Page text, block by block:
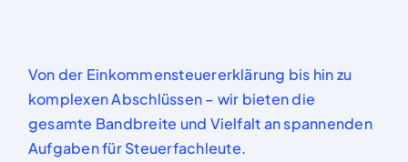
Von der Einkommensteuererklärung bis hin zu
komplexen Abschlüssen–wir bieten die
gesamte Bandbreite und Vielfaltan spannenden
AufgabenfürSteuerfachleute.